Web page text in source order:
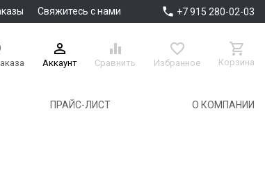
Свяжитесь с нами  +7 915 280-02-03

Аккаунт

Сравнить

Избранное

Корзина
ПРАЙС-ЛИСТ О КОМПАНИИ